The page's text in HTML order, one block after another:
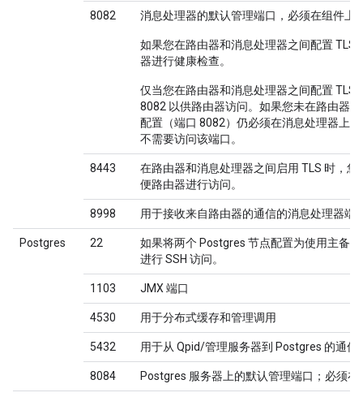
8082 消息处理器的默认管理端口，必须在组件上
如果您在路由器和消息处理器之间配置
器进行健康检查。
仅当您在路由器和消息处理器之间配置
8082 以供路由器访问。如果您未在路由器
配置（端口 8082）仍必须在消息处理器上
不需要访问该端口。
8443
在路由器和消息处理器之间启用 TLS 时，
便路由器进行访问。
8998 用于接收来自路由器的通信的消息处理器端
Postgres 22
如果将两个 Postgres 节点配置为使用主备
进行 SSH 访问。
1103 JMX 端口
4530 用于分布式缓存和管理调用
5432 用于从 Qpid/管理服务器到 Postgres 的通信
8084 Postgres 服务器上的默认管理端口；必须